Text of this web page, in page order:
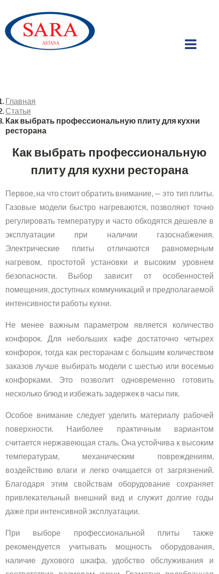
Главная
Статьи
Как выбрать профессиональную плиту для кухни
ресторана
Как выбрать профессиональную
плиту для кухни ресторана
Первое, на что стоит обратить внимание, — это тип плиты.
Газовые модели быстро нагреваются, позволяют точно
регулировать температуру и часто обходятся дешевле в
эксплуатации при наличии газоснабжения.
Электрические плиты отличаются равномерным
нагревом, простотой установки и высоким уровнем
безопасности. Выбор зависит от особенностей
помещения, доступных коммуникаций и предполагаемой
интенсивности работы кухни.
Не менее важным параметром является количество
конфорок. Для небольших кафе достаточно четырех
конфорок, тогда как ресторанам с большим количеством
заказов лучше выбирать модели с шестью или восемью
конфорками. Это позволит одновременно готовить
несколько блюд и избежать задержек в часы пик.
Особое внимание следует уделить материалу рабочей
поверхности. Наиболее практичным вариантом
считается нержавеющая сталь. Она устойчива к высоким
температурам, механическим повреждениям,
воздействию влаги и легко очищается от загрязнений.
Благодаря этим свойствам оборудование сохраняет
привлекательный внешний вид и служит долгие годы
даже при интенсивной эксплуатации.
При выборе профессиональной плиты также
рекомендуется учитывать мощность оборудования,
наличие духового шкафа, удобство обслуживания и